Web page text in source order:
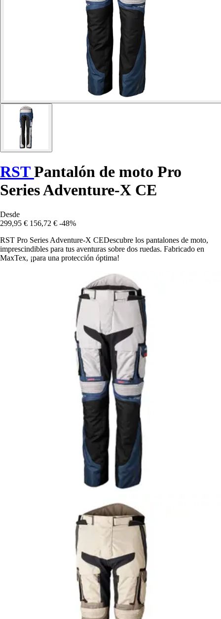
RSTPantalón de moto Pro
Series Adventure-X CE
Desde
299,95 € 156,72 € -48%
RST Pro Series Adventure-X CEDescubre los pantalones de moto,
imprescindibles para tus aventuras sobre dos ruedas. Fabricado en
MaxTex, ¡para una protección óptima!